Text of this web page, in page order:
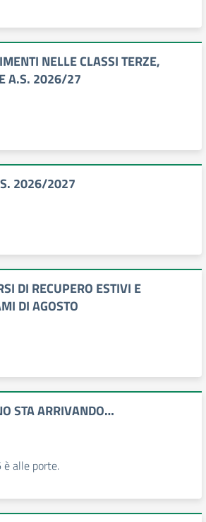
NELLE CLASSI TERZE,
A.S. 2026/27
2026/2027
DI RECUPERO ESTIVI E
DI AGOSTO
STA ARRIVANDO…
è alle porte.